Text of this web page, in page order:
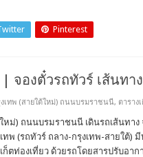
Pinterest
จองตั๋วรถทัวร์ เส้นทา
งเทพ (สายใต้ใหม่) ถนนบรมราชนนี, ตาราง
หม่) ถนนบรมราชนนี เดินรถเส้นทาง
พ (รถทัวร์ ถลาง-กรุงเทพ-สายใต้)
ตท่องเที่ยว ด้วยรถโดยสารปรับอา